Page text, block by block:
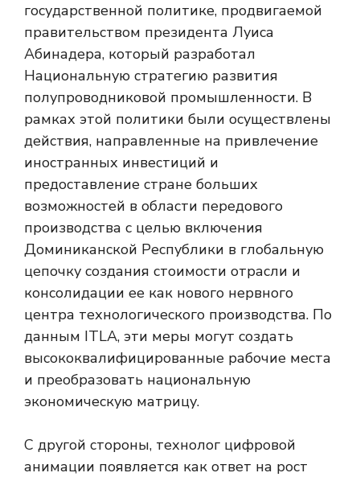
государственной политике, продвигаемой
правительством президента Луиса
Абинадера, который разработал
Национальную стратегию развития
полупроводниковой промышленности. В
рамках этой политики были осуществлены
действия, направленные на привлечение
иностранных инвестиций и
предоставление стране больших
возможностей в области передового
производства с целью включения
Доминиканской Республики в глобальную
цепочку создания стоимости отрасли и
консолидации ее как нового нервного
центра технологического производства. По
данным ITLA, эти меры могут создать
высококвалифицированные рабочие места
и преобразовать национальную
экономическую матрицу.
С другой стороны, технолог цифровой
анимации появляется как ответ на рост